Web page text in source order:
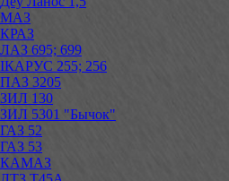
МАЗ
КРАЗ
ЛАЗ 695; 699
ІКАРУС 255; 256
ПАЗ 3205
ЗИЛ 130
ЗИЛ 5301 "Бычок"
ГАЗ 52
ГАЗ 53
КАМАЗ